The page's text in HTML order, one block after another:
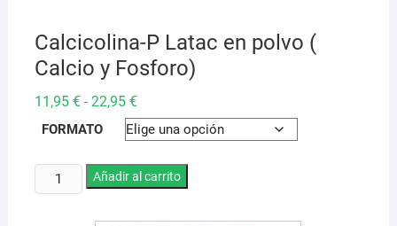
Calcicolina-P Latac en polvo (
Calcio y Fosforo)
11,95 € - 22,95 €Rango
precios:
desde
hasta
22,95 €
FORMATO
Calcicolina-
P
Añadir al carrito